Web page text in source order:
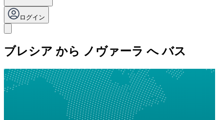
ログイン
ブレシア から ノヴァーラ へ バス